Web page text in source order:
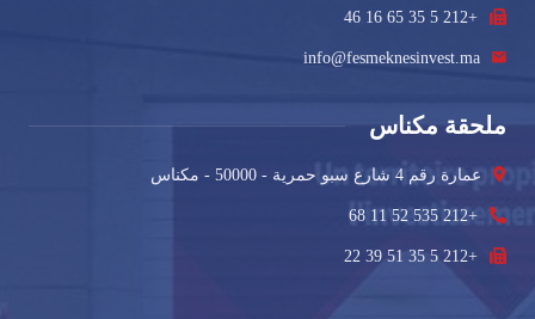
+212 5 35 65 16 46
info@fesmeknesinvest.ma
ملحقة مكناس
عمارة رقم 4 شارع سبو حمرية - 50000 - مكناس
+212 535 52 11 68
+212 5 35 51 39 22